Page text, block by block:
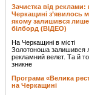
Зачистка від реклами:
Черкащині з’явилось
якому залишився
білборд (ВІДЕО)
На Черкащині в місті
Золотоноша залишився
рекламний велет. Та й
зникне
Програма «Велика
на Черкащині